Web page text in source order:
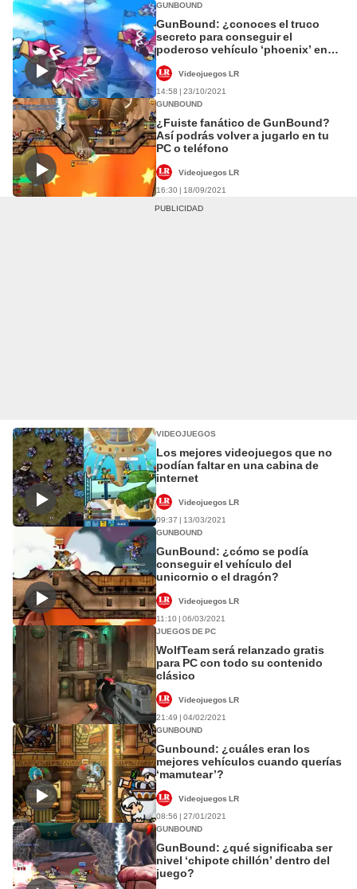
GUNBOUND
GunBound: ¿conoces el truco
secreto para conseguir el
poderoso vehículo ‘phoenix’ en
Videojuegos LR
14:58 | 23/10/2021
GUNBOUND
¿Fuiste fanático de GunBound?
Así podrás volver a jugarlo en tu
PC o teléfono
Videojuegos LR
16:30 | 18/09/2021
VIDEOJUEGOS
Los mejores videojuegos que no
podían faltar en una cabina de
internet
Videojuegos LR
09:37 | 13/03/2021
GUNBOUND
GunBound: ¿cómo se podía
conseguir el vehículo del
unicornio o el dragón?
Videojuegos LR
11:10 | 06/03/2021
JUEGOS DE PC
WolfTeam será relanzado gratis
para PC con todo su contenido
clásico
Videojuegos LR
21:49 | 04/02/2021
GUNBOUND
Gunbound: ¿cuáles eran los
mejores vehículos cuando querías
‘mamutear’?
Videojuegos LR
08:56 | 27/01/2021
GUNBOUND
GunBound: ¿qué significaba ser
nivel ‘chipote chillón’ dentro del
juego?